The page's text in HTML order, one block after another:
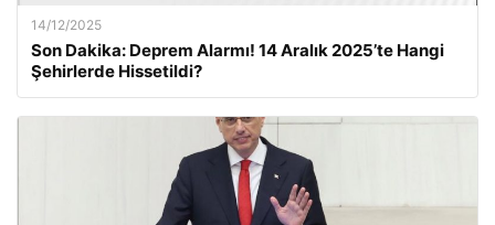
14/12/2025
Son Dakika: Deprem Alarmı! 14 Aralık 2025’te Hangi
Şehirlerde Hissetildi?